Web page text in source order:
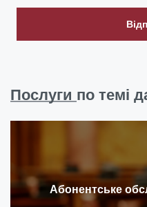
Послуги по темі
Абонентське